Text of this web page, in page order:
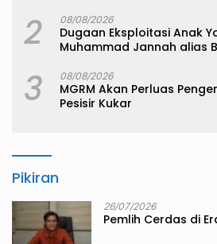
2 08/08/2026
Dugaan Eksploitasi Anak
Muhammad Jannah alias
3 08/08/2026
MGRM Akan Perluas
Pesisir Kukar
Pikiran
26/07/2026
Pemlih Cerdas di